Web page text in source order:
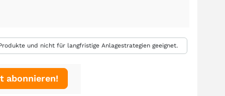
und nicht für langfristige Anlagestrategien geeignet.
abonnieren!